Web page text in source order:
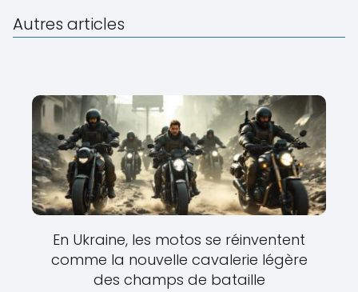
Autres articles
En Ukraine, les motos se réinventent
comme la nouvelle cavalerie légère
des champs de bataille